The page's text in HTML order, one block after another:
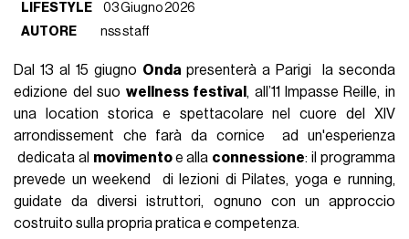
LIFESTYLE
03 Giugno 2026
AUTORE
nss staff
Dal 13 al 15 giugno Onda presenterà a Parigi la seconda
edizione del suo wellness festival , all’11 Impasse Reille, in
una location storica e spettacolare nel cuore del XIV
arrondissement che farà da cornice ad un'esperienza
dedicata al movimentoe alla connessione: il programma
prevede un weekend di lezioni di Pilates, yoga e running,
guidate da diversi istruttori, ognuno con un approccio
costruito sulla propria pratica e competenza.